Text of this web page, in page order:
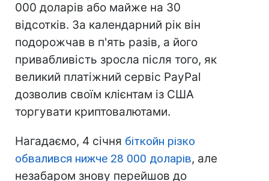
000 доларів або майже на 30
відсотків. За календарний рік він
подорожчав в п'ять разів, а його
привабливість зросла після того, як
великий платіжний сервіс PayPal
дозволив своїм клієнтам із США
торгувати криптовалютами.
Нагадаємо, 4 січня біткойн різко
обвалився нижче 28 000 доларів, але
незабаром знову перейшов до